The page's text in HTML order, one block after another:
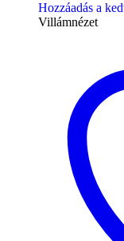
Hozzáadás a
Villámnézet